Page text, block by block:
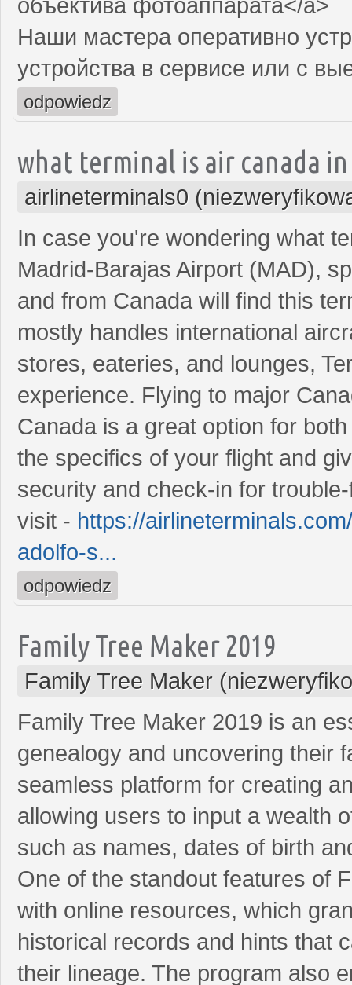
объектива фотоаппарата</a>
Наши мастера оперативно
устройства в сервисе или с
odpowiedz
what terminal is air canada
airlineterminals0
In case you're wondering what
Madrid-Barajas Airport (MAD),
and from Canada will find this
mostly handles international
stores, eateries, and lounges,
experience. Flying to major
Canada is a great option for
the specifics of your flight and
security and check-in for
visit - https://
adolfo-s...
odpowiedz
Family Tree Maker 2019
Family Tree Maker
Family Tree Maker 2019 is an
genealogy and uncovering their
seamless platform for creating
allowing users to input a wealth
such as names, dates of birth
One of the standout features of
with online resources, which
historical records and hints that
their lineage. The program also